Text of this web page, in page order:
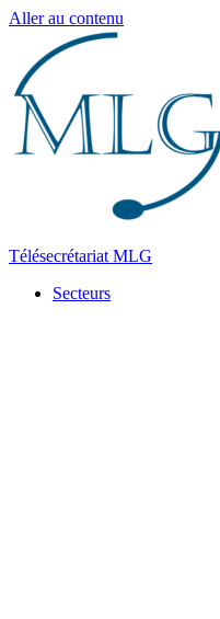
Aller au contenu
Télésecrétariat MLG
Secteurs